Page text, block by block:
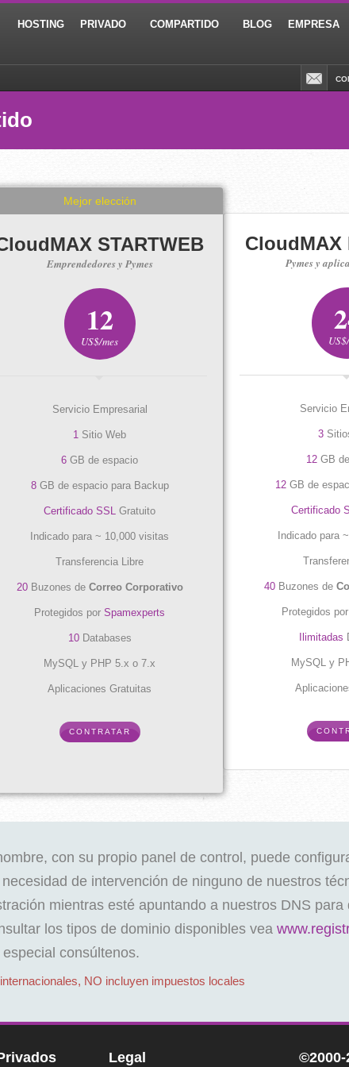
HOSTING PRIVADO COMPARTIDO BLOG EMPRESA
Mejor elección
STARTWEB
Emprendedores y Pymes
12
US$/mes
Servicio Empresarial
1 Sitio Web
6GB de espacio
8 GB de espacio para Backup
Certificado SSL Gratuito
Indicado para ~ 10,000 visitas
Transferencia Libre
20Buzones de Correo Corporativo
Protegidos porSpamexperts
10Databases
MySQL y PHP 5.x o 7.x
Aplicaciones Gratuitas
CONTRATAR
CloudMAX
Pymes y
Servicio
3
12 GB
12GB de
Certificado
Indicado para
40Buzones de
Protegidos
Ilimitadas
MySQL y
con su propio panel de control, puede
de intervención de ninguno de nuestros
mientras esté apuntando a nuestros DNS para
los tipos de dominio disponibles vea
consúltenos.
NO incluyen impuestos locales
Legal ©2000-